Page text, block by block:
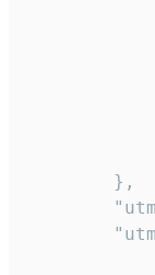
        },